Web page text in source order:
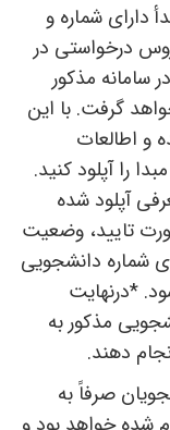
دارای شماره و
درخواستی در
سامانه مذکور
گرفت. با این
و اطالعات
را آپلود کنید.
آپلود شده
تایید، وضعیت
شماره دانشجویی
*درنهایت
مذکور به
دهند.
صرفاً به